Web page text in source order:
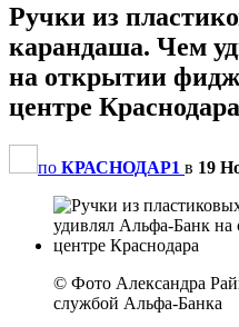
Ручки из
карандаша. Чем
на открытии
центре Краснодара
по КРАСНОДАР1 в 19
© Фото Александра
службой Альфа-Банка